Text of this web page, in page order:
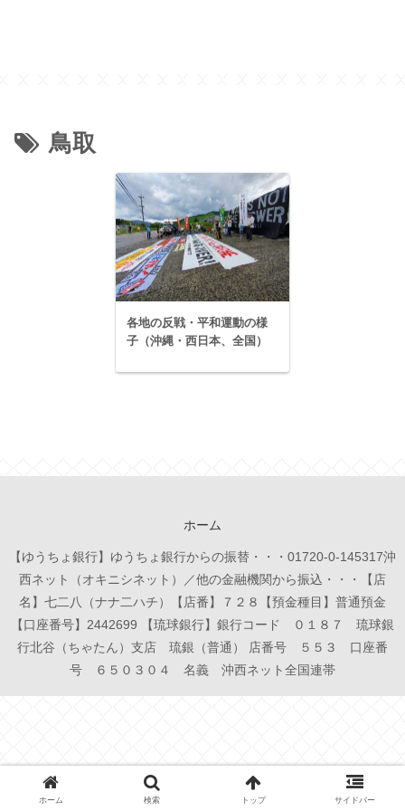
鳥取
各地の反戦・平和運動の様
子（沖縄・西日本、全国）
ホーム
【ゆうちょ銀行】ゆうちょ銀行からの振替・・・01720-0-145317沖
西ネット（オキニシネット）／他の金融機関から振込・・・【店
名】七二八（ナナ二ハチ）【店番】７２８【預金種目】普通預金
【口座番号】2442699 【琉球銀行】銀行コード ０１８７ 琉球銀
行北谷（ちゃたん）支店 琉銀（普通） 店番号 ５５３ 口座番
号 ６５０３０４ 名義 沖西ネット全国連帯
ホーム 検索 トップ サイドバー